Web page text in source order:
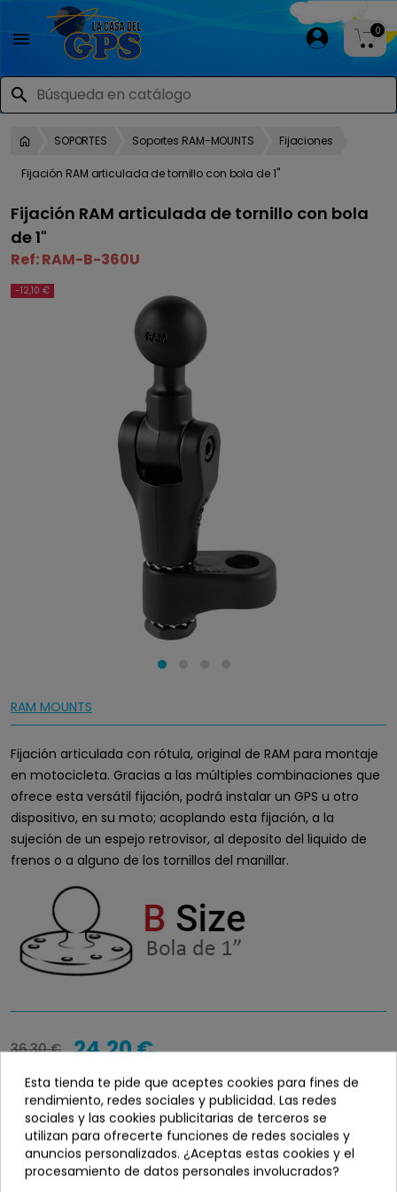

search
0
SOPORTES Soportes RAM-MOUNTS Fijaciones
Fijación RAM articulada de tornillo con bola de 1"
Fijación RAM articulada de tornillo con bola
de 1"
Ref:RAM-B-360U
-12,10 €
RAM MOUNTS
Fijación articulada con rótula, original de RAM para montaje
en motocicleta. Gracias a las múltiples combinaciones que
ofrece esta versátil fijación, podrá instalar un GPS u otro
dispositivo, en su moto; acoplando esta fijación, a la
sujeción de un espejo retrovisor, al deposito del liquido de
frenos o a alguno de los tornillos del manillar.
36,30 € 24,20 €
Entrega en 24 / 48 horas
info_outlineDisponibilidad
En stock
Esta tienda te pide que aceptes cookies para fines de
rendimiento, redes sociales y publicidad. Las redes
sociales y las cookies publicitarias de terceros se
utilizan para ofrecerte funciones de redes sociales y
anuncios personalizados. ¿Aceptas estas cookies y el
procesamiento de datos personales involucrados?